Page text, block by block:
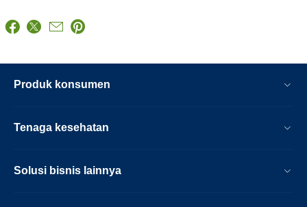
Produk konsumen
Tenaga kesehatan
Solusi bisnis lainnya